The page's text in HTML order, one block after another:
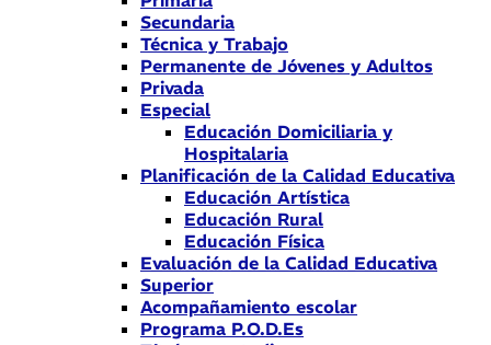
Secundaria
Técnica y Trabajo
Permanente de Jóvenes y Adultos
Privada
Especial
Educación Domiciliaria y
Hospitalaria
Planificación de la Calidad Educativa
Educación Artística
Educación Rural
Educación Física
Evaluación de la Calidad Educativa
Superior
Acompañamiento escolar
Programa P.O.D.Es